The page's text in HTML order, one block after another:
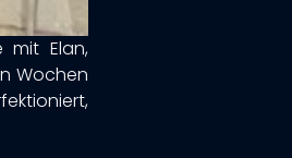
mit Elan,
Wochen